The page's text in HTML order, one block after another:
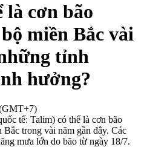
là cơn bão
miền Bắc vài
tỉnh
hưởng?
tế: Talim) có thể là cơn bão
trong vài năm gần đây. Các
mưa lớn do bão từ ngày 18/7.